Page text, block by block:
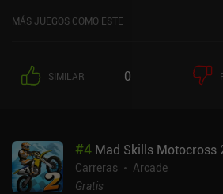
MÁS JUEGOS COMO ESTE
SIMILAR 0
#4 Mad Skills Motocross
Carreras
Arcade
Gratis